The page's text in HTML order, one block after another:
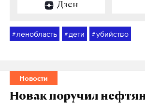
Дзен
# ленобласть # дети #убийство
Новости
Новак поручил